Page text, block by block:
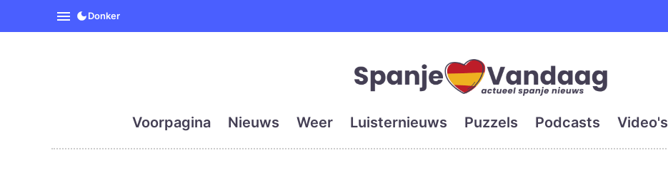
SpanjeVandaag is de eerste en grootste digitale
Donker
Voorpagina Nieuws Weer Luisternieuws Puzzels Podcasts Video's